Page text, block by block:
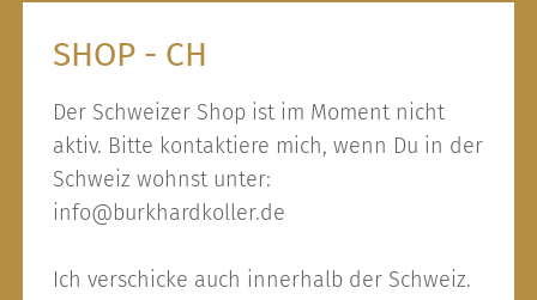
SHOP - CH
Der Schweizer Shop ist im Moment nicht
aktiv. Bitte kontaktiere mich, wenn Du in der
Schweiz wohnst unter:
info@burkhardkoller.de
Ich verschicke auch innerhalb der Schweiz.